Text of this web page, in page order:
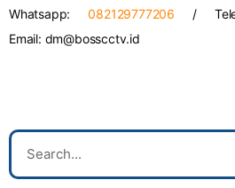
Whatsapp:082129777206 /
Email: dm@bosscctv.id